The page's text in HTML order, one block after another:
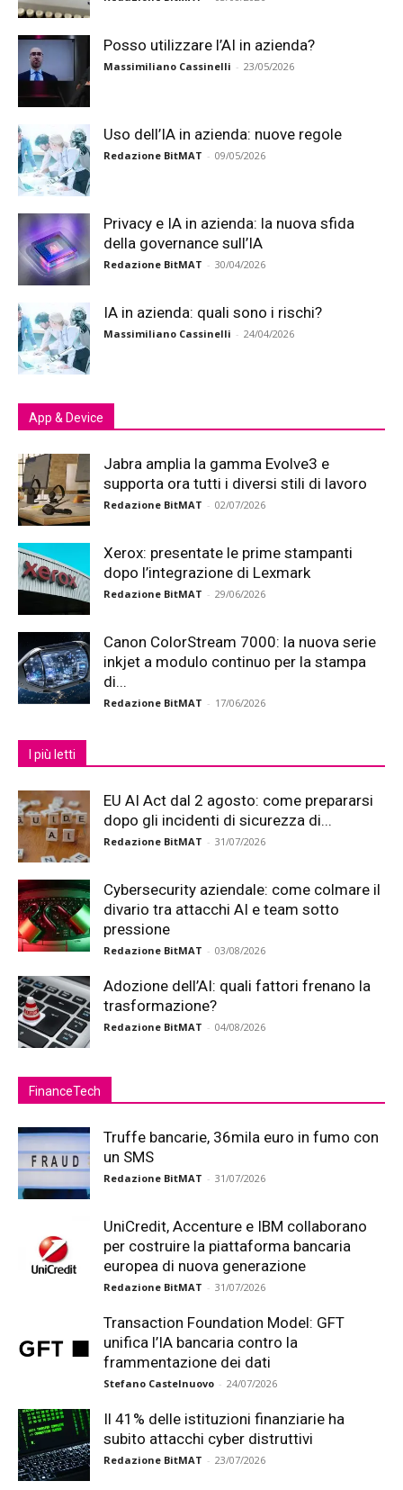
Posso utilizzare l’AI in azienda?
Massimiliano Cassinelli - 23/05/2026
Uso dell’IA in azienda: nuove regole
Redazione BitMAT - 09/05/2026
Privacy e IA in azienda: la nuova sfida
della governance sull’IA
Redazione BitMAT - 30/04/2026
IA in azienda: quali sono i rischi?
Massimiliano Cassinelli - 24/04/2026
App & Device
Jabra amplia la gamma Evolve3 e
supporta ora tutti i diversi stili di lavoro
Redazione BitMAT - 02/07/2026
Xerox: presentate le prime stampanti
dopo l’integrazione di Lexmark
Redazione BitMAT - 29/06/2026
Canon ColorStream 7000: la nuova serie
inkjet a modulo continuo per la stampa
di...
Redazione BitMAT - 17/06/2026
I più letti
EU AI Act dal 2 agosto: come prepararsi
dopo gli incidenti di sicurezza di...
Redazione BitMAT - 31/07/2026
Cybersecurity aziendale: come colmare il
divario tra attacchi AI e team sotto
pressione
Redazione BitMAT - 03/08/2026
Adozione dell’AI: quali fattori frenano la
trasformazione?
Redazione BitMAT - 04/08/2026
FinanceTech
Truffe bancarie, 36mila euro in fumo con
un SMS
Redazione BitMAT - 31/07/2026
UniCredit, Accenture e IBM collaborano
per costruire la piattaforma bancaria
europea di nuova generazione
Redazione BitMAT - 31/07/2026
Transaction Foundation Model: GFT
unifica l’IA bancaria contro la
frammentazione dei dati
Stefano Castelnuovo - 24/07/2026
Il 41% delle istituzioni finanziarie ha
subito attacchi cyber distruttivi
Redazione BitMAT - 23/07/2026